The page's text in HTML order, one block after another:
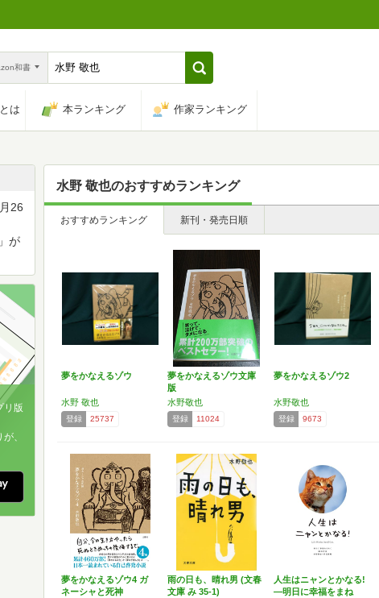
和書
は 本ランキング 作家ランキング
水野 敬也のおすすめランキング
おすすめランキング 新刊・発売日順
夢をかなえるゾウ
水野 敬也
登録 25737
夢をかなえるゾウ文庫
版
水野敬也
登録 11024
夢をかなえるゾウ2
水野敬也
登録 9673
夢をかなえるゾウ4 ガ
ネーシャと死神
雨の日も、晴れ男 (文春
文庫 み 35-1)
人生はニャンとかなる!
―明日に幸福をまね
26
」が
リ版
、